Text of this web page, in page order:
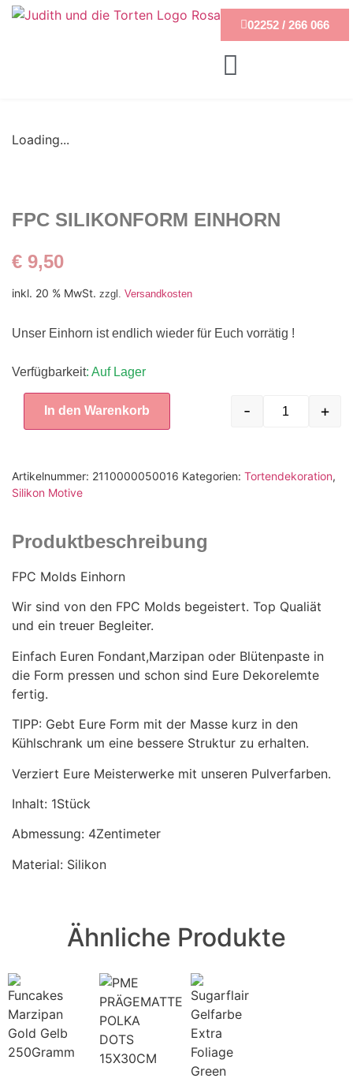
02252 / 266 066
Loading...
FPC SILIKONFORM EINHORN
€ 9,50
inkl. 20 % MwSt. zzgl. Versandkosten
Unser Einhorn ist endlich wieder für Euch vorrätig !
Verfügbarkeit: Auf Lager
- +
In den Warenkorb
Artikelnummer: 2110000050016 Kategorien: Tortendekoration,
Silikon Motive
Produktbeschreibung
FPC Molds Einhorn
Wir sind von den FPC Molds begeistert. Top Qualiät
und ein treuer Begleiter.
Einfach Euren Fondant,Marzipan oder Blütenpaste in
die Form pressen und schon sind Eure Dekorelemte
fertig.
TIPP: Gebt Eure Form mit der Masse kurz in den
Kühlschrank um eine bessere Struktur zu erhalten.
Verziert Eure Meisterwerke mit unseren Pulverfarben.
Inhalt: 1Stück
Abmessung: 4Zentimeter
Material: Silikon
Ähnliche Produkte